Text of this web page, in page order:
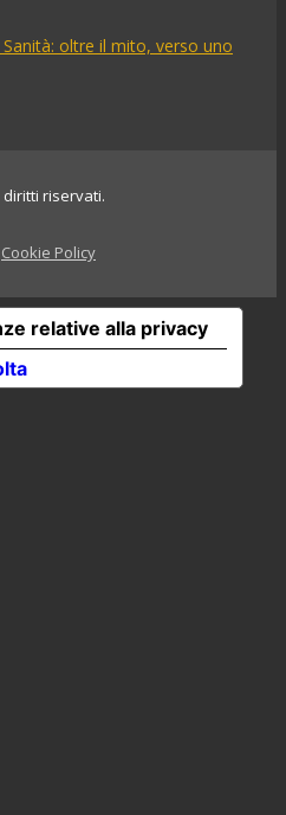
Sanità: oltre il mito, verso uno
diritti riservati.
Cookie Policy
relative alla privacy